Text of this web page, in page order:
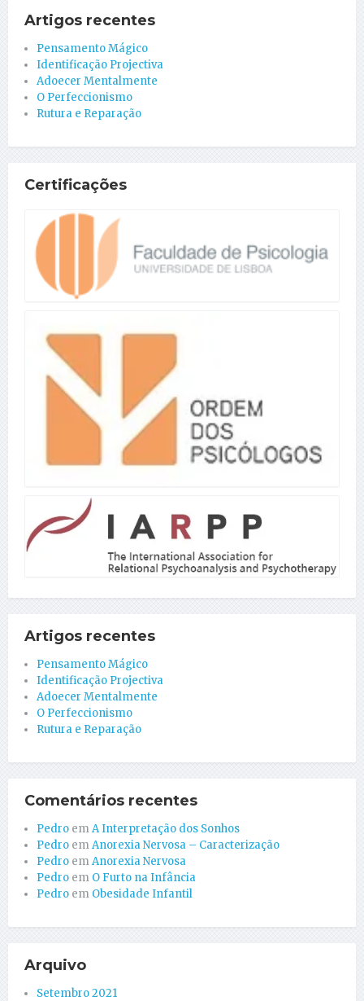
Artigos recentes
Pensamento Mágico
Identificação Projectiva
Adoecer Mentalmente
O Perfeccionismo
Rutura e Reparação
Certificações
Artigos recentes
Pensamento Mágico
Identificação Projectiva
Adoecer Mentalmente
O Perfeccionismo
Rutura e Reparação
Comentários recentes
Pedro emA Interpretação dos Sonhos
Pedro emAnorexia Nervosa – Caracterização
Pedro emAnorexia Nervosa
Pedro em O Furto na Infância
Pedro em Obesidade Infantil
Arquivo
Setembro 2021